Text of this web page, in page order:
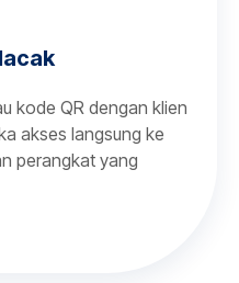
kode QR dengan klien
akses langsung ke
perangkat yang